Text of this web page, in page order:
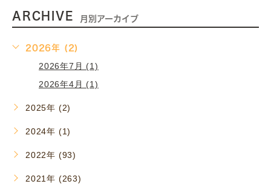
ARCHIVE 月別アーカイブ
2026年 (2)
2026年7月 (1)
2026年4月 (1)
2025年 (2)
2024年 (1)
2022年 (93)
2021年 (263)